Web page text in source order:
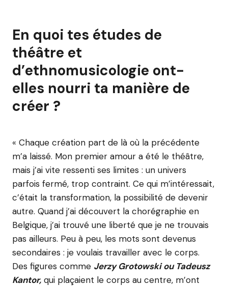
En quoi tes études de
théâtre et
d’ethnomusicologie ont-
elles nourri ta manière de
créer ?
« Chaque création part de là où la précédente
m’a laissé. Mon premier amour a été le théâtre,
mais j’ai vite ressenti ses limites : un univers
parfois fermé, trop contraint. Ce qui m’intéressait,
c’était la transformation, la possibilité de devenir
autre. Quand j’ai découvert la chorégraphie en
Belgique, j’ai trouvé une liberté que je ne trouvais
pas ailleurs. Peu à peu, les mots sont devenus
secondaires : je voulais travailler avec le corps.
Des figures comme Jerzy Grotowski ou Tadeusz
Kantor, qui plaçaient le corps au centre, m’ont